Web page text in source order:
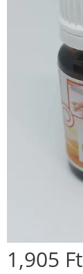
1,905 Ft